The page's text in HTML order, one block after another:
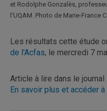
et Rodolphe Gonzalès,
l'UQAM. Photo de Marie-France
Les résultats cette étude
de l'Acfas, le mercredi 7
Article à lire dans le journal
En savoir plus et accéder